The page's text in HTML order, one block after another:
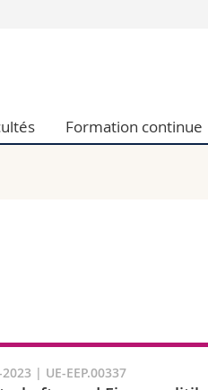
sociales et management
Formation continue
| UE-EEP.00337